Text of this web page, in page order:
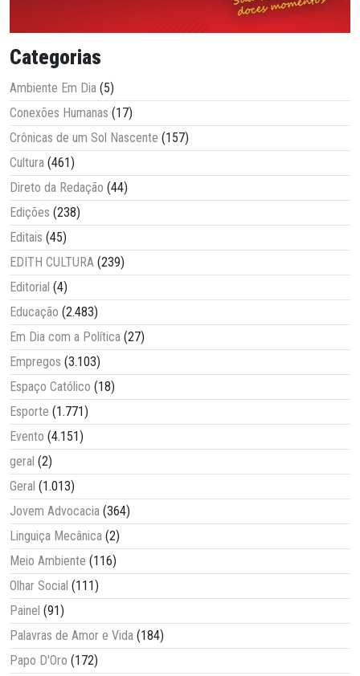
Categorias
Ambiente Em Dia (5)
Conexões Humanas (17)
Crônicas de um Sol Nascente (157)
Cultura (461)
Direto da Redação (44)
Edições (238)
Editais (45)
EDITH CULTURA (239)
Editorial (4)
Educação (2.483)
Em Dia com a Política (27)
Empregos (3.103)
Espaço Católico (18)
Esporte (1.771)
Evento (4.151)
geral (2)
Geral (1.013)
Jovem Advocacia (364)
Linguiça Mecânica (2)
Meio Ambiente (116)
Olhar Social (111)
Painel (91)
Palavras de Amor e Vida (184)
Papo D'Oro (172)